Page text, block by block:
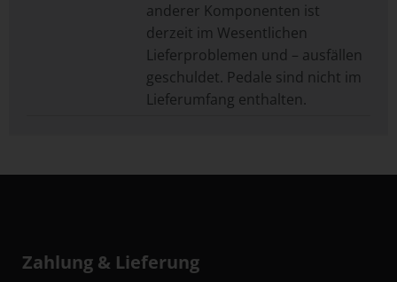
anderer Komponenten ist
derzeit im Wesentlichen
Lieferproblemen und – ausfällen
geschuldet. Pedale sind nicht im
Lieferumfang enthalten.
Zahlung & Lieferung